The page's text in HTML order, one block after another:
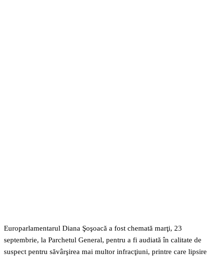
Europarlamentarul Diana Şoşoacă a fost chemată marţi, 23
septembrie, la Parchetul General, pentru a fi audiată în calitate de
suspect pentru săvârşirea mai multor infracţiuni, printre care lipsire